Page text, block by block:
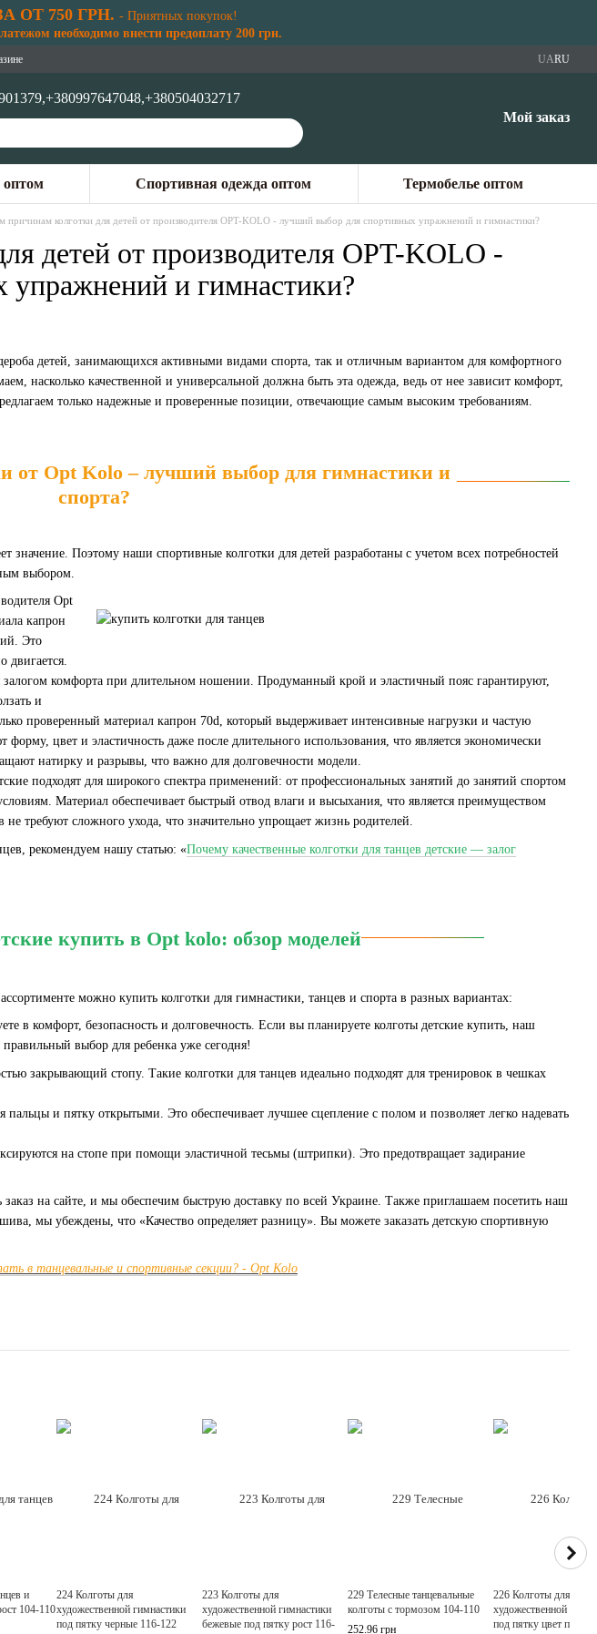
750 ГРН. - Приятных покупок!
необходимо внести предоплату 200 грн.
UARU
+380997647048,+380504032717
Мой заказ
оптом Спортивная одежда оптом Термобелье оптом
причинам колготки для детей от производителя OPT-KOLO - лучший выбор для спортивных упражнений и гимнастики?
детей от производителя OPT-KOLO -
и гимнастики?
детей, занимающихся активными видами спорта, так и отличным вариантом для комфортного
насколько качественной и универсальной должна быть эта одежда, ведь от нее зависит комфорт,
только надежные и проверенные позиции, отвечающие самым высоким требованиям.
от Opt Kolo – лучший выбор для гимнастики и
спорта?
значение. Поэтому наши спортивные колготки для детей разработаны с учетом всех потребностей
выбором.
Opt
капрон
Это
двигается.
залогом комфорта при длительном ношении. Продуманный крой и эластичный пояс гарантируют,
и
проверенный материал капрон 70d, который выдерживает интенсивные нагрузки и частую
цвет и эластичность даже после длительного использования, что является экономически
натирку и разрывы, что важно для долговечности модели.
подходят для широкого спектра применений: от профессиональных занятий до занятий спортом
Материал обеспечивает быстрый отвод влаги и высыхания, что является преимуществом
требуют сложного ухода, что значительно упрощает жизнь родителей.
рекомендуем нашу статью: «Почему качественные колготки для танцев детские — залог
купить в Opt kolo: обзор моделей
можно купить колготки для гимнастики, танцев и спорта в разных вариантах:
в комфорт, безопасность и долговечность. Если вы планируете колготы детские купить, наш
выбор для ребенка уже сегодня!
закрывающий стопу. Такие колготки для танцев идеально подходят для тренировок в чешках
пальцы и пятку открытыми. Это обеспечивает лучшее сцепление с полом и позволяет легко надевать
на стопе при помощи эластичной тесьмы (штрипки). Это предотвращает задирание
заказ на сайте, и мы обеспечим быструю доставку по всей Украине. Также приглашаем посетить наш
мы убеждены, что «Качество определяет разницу». Вы можете заказать детскую спортивную
в танцевальные и спортивные секции? - Opt Kolo
и
104-110
224 Колготы для
художественной гимнастики
под пятку черные 116-122
223 Колготы для
художественной гимнастики
бежевые под пятку рост 116-
229 Телесные танцевальные
колготы с тормозом 104-110
252.96 грн
226 Колготы для
художественной
под пятку цвет пудра